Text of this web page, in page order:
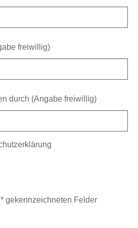
freiwillig)
durch (Angabe freiwillig)
* gekennzeichneten Felder